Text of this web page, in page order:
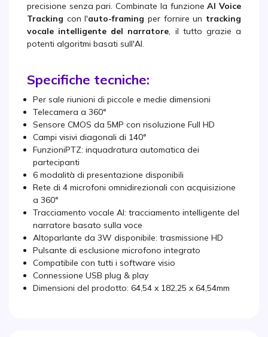
precisione senza pari. Combinate la funzioneAI Voice
Tracking con l'auto-framing per fornire un tracking
vocale intelligente del narratore, il tutto grazie a
potenti algoritmi basati sull'AI.
Specifiche tecniche:
Per sale riunioni di piccole e medie dimensioni
Telecamera a 360°
Sensore CMOS da 5MP con risoluzione Full HD
Campi visivi diagonali di 140°
FunzioniPTZ: inquadratura automatica dei
partecipanti
6 modalità di presentazione disponibili
Rete di 4 microfoni omnidirezionali con acquisizione
a 360°
Tracciamento vocale AI: tracciamento intelligente del
narratore basato sulla voce
Altoparlante da 3W disponibile: trasmissione HD
Pulsante di esclusione microfono integrato
Compatibile con tutti i software visio
Connessione USB plug & play
Dimensioni del prodotto: 64,54 x 182,25 x 64,54mm